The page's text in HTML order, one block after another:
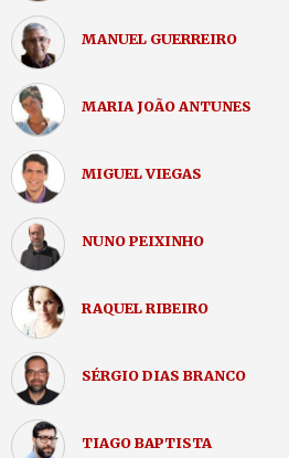
MANUEL GUERREIRO
MARIA JOÃO ANTUNES
MIGUEL VIEGAS
NUNO PEIXINHO
RAQUEL RIBEIRO
SÉRGIO DIAS BRANCO
TIAGO BAPTISTA